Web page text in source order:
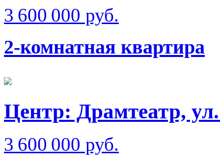
3 600 000 руб.
2-комнатная квартира
Центр: Драмтеатр,
3 600 000 руб.